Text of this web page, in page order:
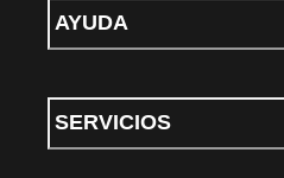
AYUDA
SERVICIOS